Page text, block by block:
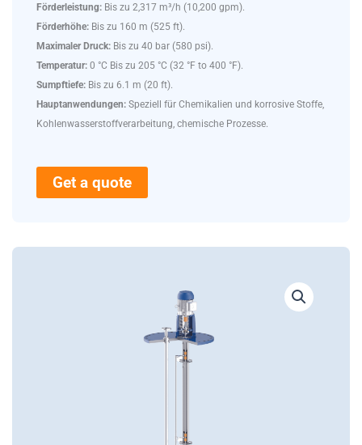
Förderleistung: Bis zu 2,317 m³/h (10,200 gpm).
Förderhöhe: Bis zu 160 m (525 ft).
Maximaler Druck: Bis zu 40 bar (580 psi).
Temperatur: 0 °C Bis zu 205 °C (32 °F to 400 °F).
Sumpftiefe: Bis zu 6.1 m (20 ft).
Hauptanwendungen: Speziell für Chemikalien und korrosive Stoffe,
Kohlenwasserstoffverarbeitung, chemische Prozesse.
Get a quote